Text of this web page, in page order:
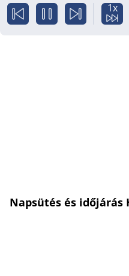
1x
Napsütés és időjárás